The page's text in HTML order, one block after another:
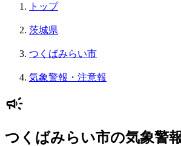
トップ
茨城県
つくばみらい市
気象警報・注意報
つくばみらい市の気象警